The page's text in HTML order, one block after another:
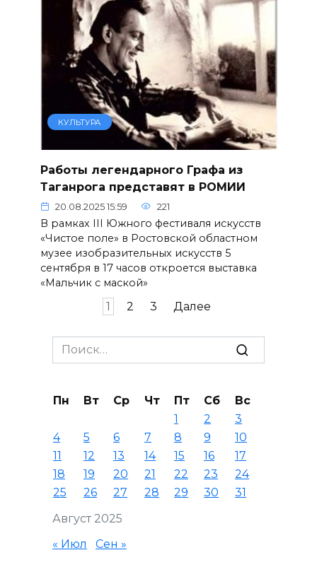
КУЛЬТУРА
Работы легендарного Графа из
Таганрога представят в РОМИИ
20.08.2025 15:59 221
В рамках III Южного фестиваля искусств
«Чистое поле» в Ростовской областном
музее изобразительных искусств 5
сентября в 17 часов откроется выставка
«Мальчик с маской»
1 2 3 Далее
Search
for:
Август 2025
Пн Вт Ср Чт Пт Сб
Вс
1
2
3
4
5 6 7 8 9
10
11
12 13 14 15 16
17
18
19 20 21 22 23
24
25
26 27 28 29 30 31
« Июл Сен »